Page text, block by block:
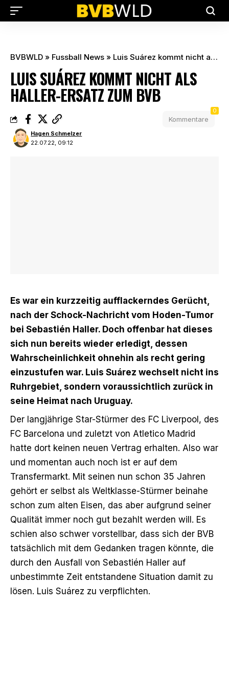
BVBWLD » Fussball News » Luis Suárez kommt nicht als Haller-Ersatz zum BVB
LUIS SUÁREZ KOMMT NICHT ALS
HALLER-ERSATZ ZUM BVB
22.07.22, 09:12
Hagen Schmelzer
Kommentare
0
Es war ein kurzzeitig aufflackerndes Gerücht,
nach der Schock-Nachricht vom Hoden-Tumor
bei Sebastién Haller. Doch offenbar hat dieses
sich nun bereits wieder erledigt, dessen
Wahrscheinlichkeit ohnehin als recht gering
einzustufen war. Luis Suárez wechselt nicht ins
Ruhrgebiet, sondern voraussichtlich zurück in
seine Heimat nach Uruguay.
Der langjährige Star-Stürmer des FC Liverpool, des
FC Barcelona und zuletzt von Atletico Madrid
hatte dort keinen neuen Vertrag erhalten. Also war
und momentan auch noch ist er auf dem
Transfermarkt. Mit seinen nun schon 35 Jahren
gehört er selbst als Weltklasse-Stürmer beinahe
schon zum alten Eisen, das aber aufgrund seiner
Qualität immer noch gut bezahlt werden will. Es
schien also schwer vorstellbar, dass sich der BVB
tatsächlich mit dem Gedanken tragen könnte, die
durch den Ausfall von Sebastién Haller auf
unbestimmte Zeit entstandene Situation damit zu
lösen. Luis Suárez zu verpflichten.